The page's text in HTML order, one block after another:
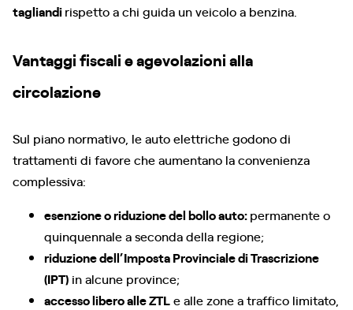
tagliandirispetto a chi guida un veicolo a benzina.
Vantaggi fiscali e agevolazioni alla
circolazione
Sul piano normativo, le auto elettriche godono di
trattamenti di favore che aumentano la convenienza
complessiva:
esenzione o riduzione del bollo auto:permanente o
quinquennale a seconda della regione;
riduzione dell’Imposta Provinciale di Trascrizione
(IPT) in alcune province;
accesso libero alle ZTLe alle zone a traffico limitato,